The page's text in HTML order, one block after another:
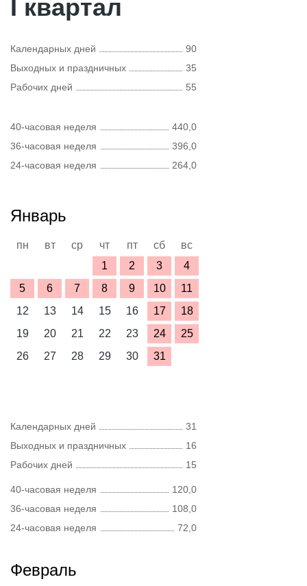
I квартал
Календарных дней
90
Выходных и праздничных
35
Рабочих дней
55
40-часовая неделя
440,0
36-часовая неделя
396,0
24-часовая неделя
264,0
Январь
пн вт ср чт пт сб
вс
1
2 3
4
5
6 7 8 9 10
11
12
13 14 15 16 17
18
19
20 21 22 23 24
25
26
27 28 29 30 31
Календарных дней
31
Выходных и праздничных
16
Рабочих дней
15
40-часовая неделя
120,0
36-часовая неделя
108,0
24-часовая неделя
72,0
Февраль